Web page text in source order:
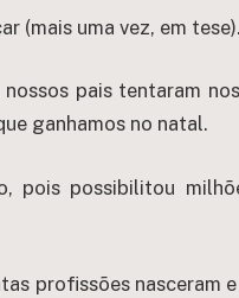
(mais uma vez, em tese).
pais tentaram
ganhamos no natal.
pois possibilitou
profissões nasceram